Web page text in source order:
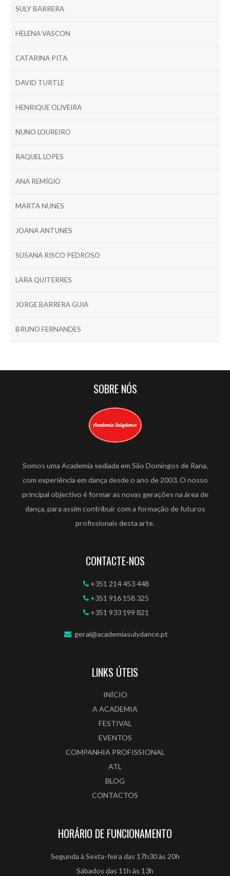
SULY BARRERA
HELENA VASCON
CATARINA PITA
DAVID TURTLE
HENRIQUE OLIVEIRA
NUNO LOUREIRO
RAQUEL LOPES
ANA REMÍGIO
MARTA NUNES
JOANA ANTUNES
SUSANA RISCO PEDROSO
LARA QUITERRES
JORGE BARRERA GUIA
BRUNO FERNANDES
SOBRE NÓS
Somos uma Academia sediada em São Domingos de Rana,
com experiência em dança desde o ano de 2003. O nosso
principal objectivo é formar as novas gerações na área de
dança, para assim contribuir com a formação de futuros
profissionais desta arte.
CONTACTE-NOS
+351 214 453 448
+351 916 158 325
+351 933 199 821
geral@academiasulydance.pt
LINKS ÚTEIS
INÍCIO
A ACADEMIA
FESTIVAL
EVENTOS
COMPANHIA PROFISSIONAL
ATL
BLOG
CONTACTOS
HORÁRIO DE FUNCIONAMENTO
Segunda à Sexta-feira das 17h30 às 20h
Sábados das 11h às 13h